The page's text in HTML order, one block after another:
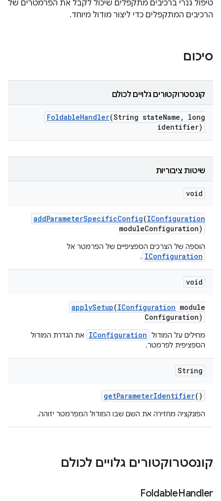
טיפול גנרי ברכיבים מתקפלים שיכול לקבל את הפרמטרים של
הרכיבים המתקפלים כדי ליצור מודול מיוחד.
סיכום
קונסטרוקטורים גלויים לכולם
FoldableHandler(String stateName ,
long
identifier)
שיטות ציבוריות
void
addParameterSpecificConfig(IConfiguration
moduleConfiguration)
הוספה של הצרכים הספציפיים של הפרמטר אל
IConfiguration
.
void
applySetup(IConfiguration module
Configuration)
מחילים על המודול IConfiguration
את הגדרת המודול
הספציפית לפרמטר.
String
getParameterIdentifier()
הפונקציה מחזירה את השם שבו המודול המפרמטר יזוהה.
קונסטרוקטורים גלויים לכולם
FoldableHandler